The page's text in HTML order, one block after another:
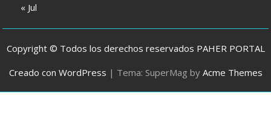
« Jul
Copyright © Todos los derechos reservados PAHER PORTAL
Creado con WordPress | Tema: SuperMag by Acme Themes